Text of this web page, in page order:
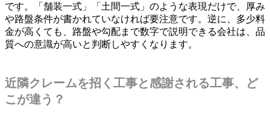
です。「舗装一式」「土間一式」のような表現だけで、厚み
や路盤条件が書かれていなければ要注意です。逆に、多少料
金が高くても、路盤や勾配まで数字で説明できる会社は、品
質への意識が高いと判断しやすくなります。
近隣クレームを招く工事と感謝される工事、ど
こが違う？